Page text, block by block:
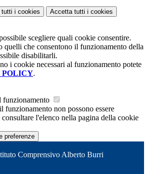
tutti i cookies Accetta tutti i cookies
scegliere quali cookie consentire.
quelli che consentono il funzionamento della
disabilitarli.
i cookie necessari al funzionamento potete
POLICY.
funzionamento
funzionamento non possono essere
l'elenco nella pagina della cookie
preferenze
Comprensivo Alberto Burri